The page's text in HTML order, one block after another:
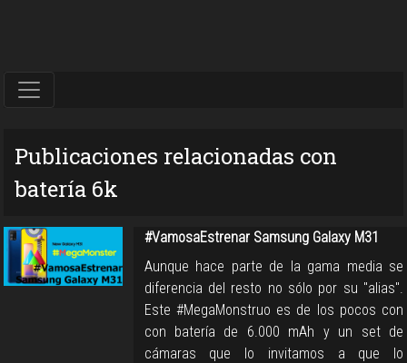
Publicaciones relacionadas con
batería 6k
#VamosaEstrenar Samsung Galaxy M31
Aunque hace parte de la gama media se
diferencia del resto no sólo por su "alias".
Este #MegaMonstruo es de los pocos con
con batería de 6.000 mAh y un set de
cámaras que lo invitamos a que lo